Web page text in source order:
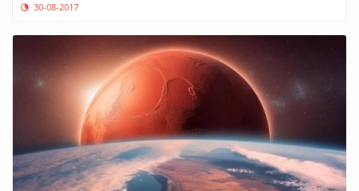
30-08-2017